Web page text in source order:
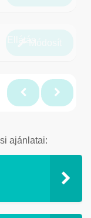
ajánlatai: